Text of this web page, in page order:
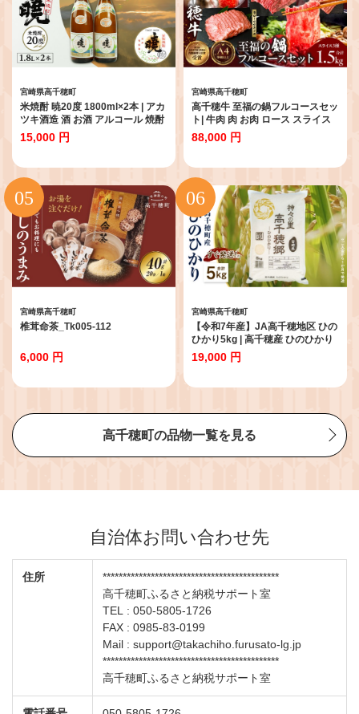
宮崎県高千穂町
米焼酎 暁20度 1800ml×2本 | アカ
ツキ酒造 酒 お酒 アルコール 焼酎
米焼酎 本格米焼酎 本格焼酎 国産
贈答 贈り物 ギフト プレゼント お
お正月 正月 手土産 敬老の日 母の
日 父の日 パーティー セット 詰め
合わせ 焼酎セット 宮崎県 高千穂
町 |_Tk016-009
15,000 円
宮崎県高千穂町
高千穂牛 至福の鍋フルコースセッ
ト| 牛肉 肉 お肉 ロース スライス
ブランド牛 和牛 国産牛 国産黒毛
和牛 高千穂牛 至福の鍋フルコー
しゃぶしゃぶ すきやき すき焼き
肉 贈答 贈り物 ギフト お取り寄せ
鍋用 鍋 パーティー |_Tk002-078
88,000 円
宮崎県高千穂町
椎茸命茶_Tk005-112
6,000 円
宮崎県高千穂町
【令和7年産】JA高千穂地区 ひの
ひかり5kg | 高千穂産 ひのひかり
5kg 1袋 米 お米 白米 ごはん 白飯
精米 ひのひかり 国産 宮崎県産 単
け 普段使い 日常 炭水化物 主食 贈
すめ 宮崎県 高千穂町 |_Tk004-
069
19,000 円
高千穂町の品物一覧を見る
自治体お問い合わせ先
住所
********************************************
高千穂町ふるさと納税サポート室
TEL : 050-5805-1726
FAX : 0985-83-0199
Mail : support@takachiho.furusato-lg.jp
********************************************
高千穂町ふるさと納税サポート室